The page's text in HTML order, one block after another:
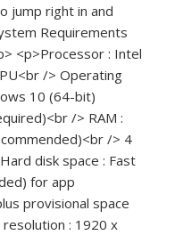
jump right in and
Requirements
<p>Processor : Intel
/> Operating
10 (64-bit)
/> RAM :
/> 4
disk space : Fast
for app
provisional space
: 1920 x